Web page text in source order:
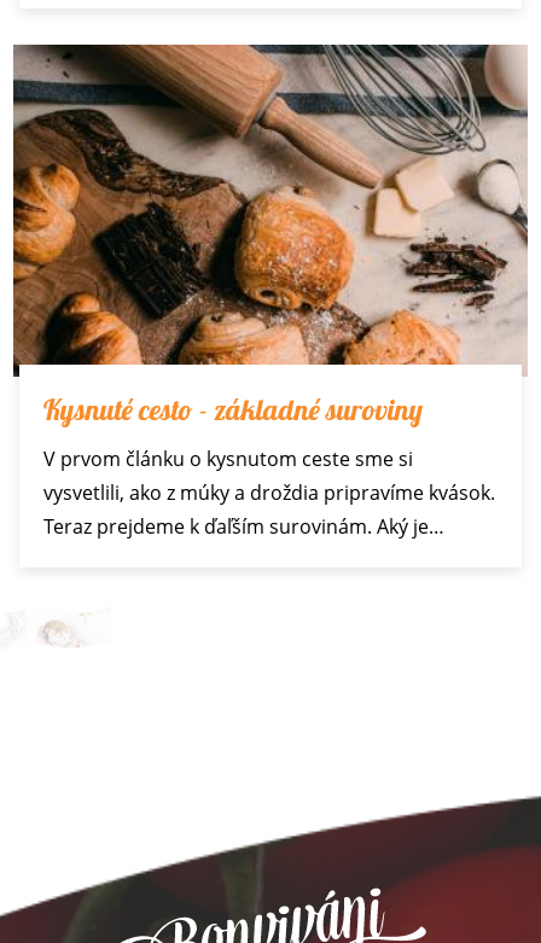
Kysnuté cesto - základné suroviny
V prvom článku o kysnutom ceste sme si
vysvetlili, ako z múky a droždia pripravíme kvások.
Teraz prejdeme k ďaľším surovinám. Aký je…